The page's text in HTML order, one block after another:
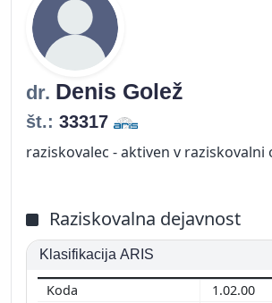
dr. Denis Golež
št.: 33317
raziskovalec - aktiven v raziskovalni
Raziskovalna dejavnost
Klasifikacija ARIS
1.02.00